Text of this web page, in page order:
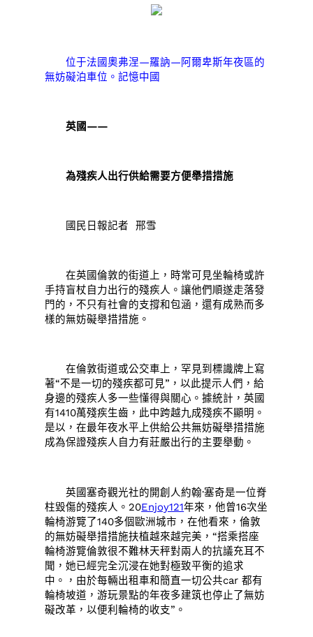
位于法國奧弗涅—羅訥—阿爾卑斯年夜區的
無妨礙泊車位。記憶中國
英國——
為殘疾人出行供給需要方便舉措措施
國民日報記者 邢雪
在英國倫敦的街道上，時常可見坐輪椅或許
手持盲杖自力出行的殘疾人。讓他們順遂走落發
門的，不只有社會的支撐和包涵，還有成熟而多
樣的無妨礙舉措措施。
在倫敦街道或公交車上，罕見到標識牌上寫
著“不是一切的殘疾都可見”，以此提示人們，給
身邊的殘疾人多一些懂得與關心。據統計，英國
有1410萬殘疾生齒，此中跨越九成殘疾不顯明。
是以，在最年夜水平上供給公共無妨礙舉措措施
成為保證殘疾人自力有莊嚴出行的主要舉動。
英國塞奇觀光社的開創人約翰·塞奇是一位脊
柱毀傷的殘疾人。20Enjoy121年來，他曾16次坐
輪椅游覽了140多個歐洲城市，在他看來，倫敦
的無妨礙舉措措施扶植越來越完美，“搭乘搭座
輪椅游覽倫敦很不難林天秤對兩人的抗議充耳不
聞，她已經完全沉浸在她對極致平衡的追求
中。，由於每輛出租車和簡直一切公共car 都有
輪椅坡道，游玩景點的年夜多建筑也停止了無妨
礙改革，以便利輪椅的收支”。